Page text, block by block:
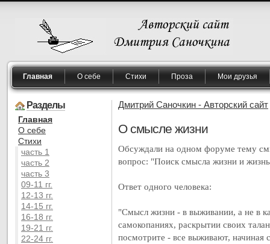
Главная О себе Стихи Проза Мои друзья
Разделы
Главная
O себе
Cтихи
часть 1
часть 2
часть 3
09-11 гг.
12-13 гг.
14-15 гг.
16-18 гг.
19-21 гг.
22-24 гг.
Дмитрий Саночкин - Авторский сайт
О смысле жизни
Обсуждали на одном форуме тему
вопрос: "Поиск смысла жизни и
Ответ одного человека:
"Смысл жизни - в выживании, а не в
самокопаниях, раскрытии своих
посмотрите - все выживают, начиная